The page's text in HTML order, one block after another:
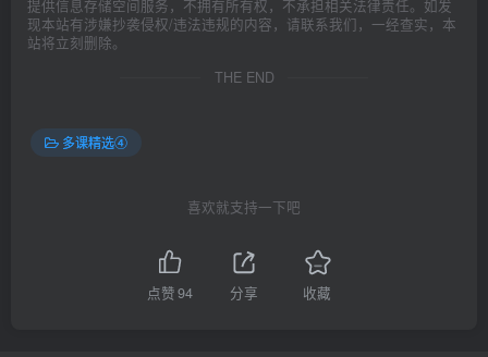
提供信息存储空间服务，不拥有所有权，不承担相关法律责任。如发
现本站有涉嫌抄袭侵权/违法违规的内容，请联系我们，一经查实，本
站将立刻删除。
THE END
多课精选④
喜欢就支持一下吧
点赞94 分享 收藏